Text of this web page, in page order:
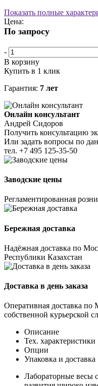
Показать полные
Цена:
По запросу
-
В корзину
Купить в 1 клик
Гарантия: 7 лет
Онлайн консультант
Андрей Сидоров
Получить консультацию
Или задать вопросы по
тел. +7 495 125-35-50
Заводские цены
Регламентированная
Бережная доставка
Надёжная доставка по
Республики Казахстан
Доставка в день заказа
Оперативная доставка
собственной курьерской
Описание
Тех. характеристики
Опции
Упаковка и доставка
Лабораторные весы